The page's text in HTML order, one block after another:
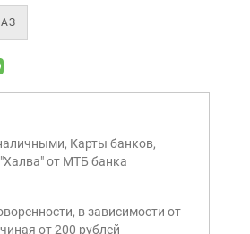
Карты банков,
от МТБ банка
в зависимости от
от 200 рублей